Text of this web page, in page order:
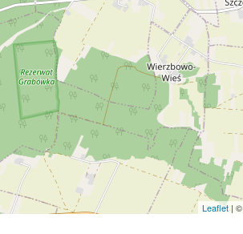
Leaflet| ©